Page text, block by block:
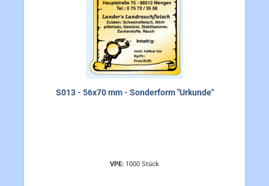
S013 - 56x70 mm - Sonderform "Urkunde"
VPE: 1000 Stück